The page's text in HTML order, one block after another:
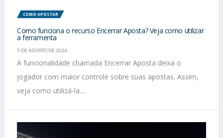
COMO APOSTAR
Como funciona o recurso Encerrar Aposta? Veja como utilizar
a ferramenta
5 DE AGOSTO DE 2026
A funcionalidade chamada Encerrar Aposta deixa o
jogador com maior controle sobre suas apostas. Assim,
veja como utilizá-la....